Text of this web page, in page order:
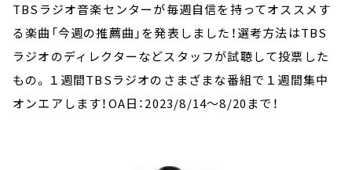
TBS Podcast
お知らせ
イベント・グッズ
YouTube
会社情報
TBSラジオ音楽センターが毎週自信を持ってオススメす
る楽曲「今週の推薦曲」を発表しました！選考方法はTBS
ラジオのディレクターなどスタッフが試聴して投票した
もの。１週間TBSラジオのさまざまな番組で１週間集中
オンエアします！OA日：2023/8/14～8/20まで！